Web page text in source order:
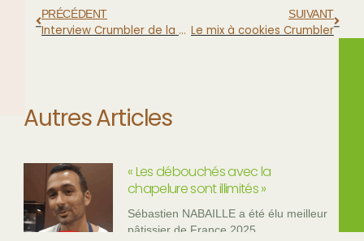
PRÉCÉDENT
Interview Crumbler de la boulangerie Madame (71)
SUIVANT
Le mix à cookies Crumbler
Autres Articles
« Les débouchés avec la
chapelure sont illimités »
Sébastien NABAILLE a été élu meilleur
pâtissier de France 2025